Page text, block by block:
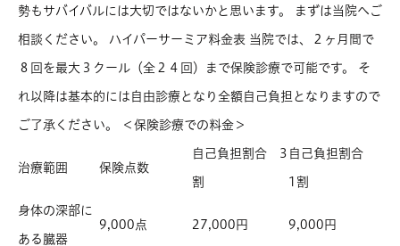
勢もサバイバルには大切ではないかと思います。 まずは当院へご
相談ください。 ハイパーサーミア料金表 当院では、２ヶ月間で
８回を最大３クール（全２４回）まで保険診療で可能です。 そ
れ以降は基本的には自由診療となり全額自己負担となりますので
ご了承ください。 ＜保険診療での料金＞
治療範囲 保険点数
自己負担割合 3
割
自己負担割合
1割
身体の深部に
ある臓器
9,000点 27,000円 9,000円